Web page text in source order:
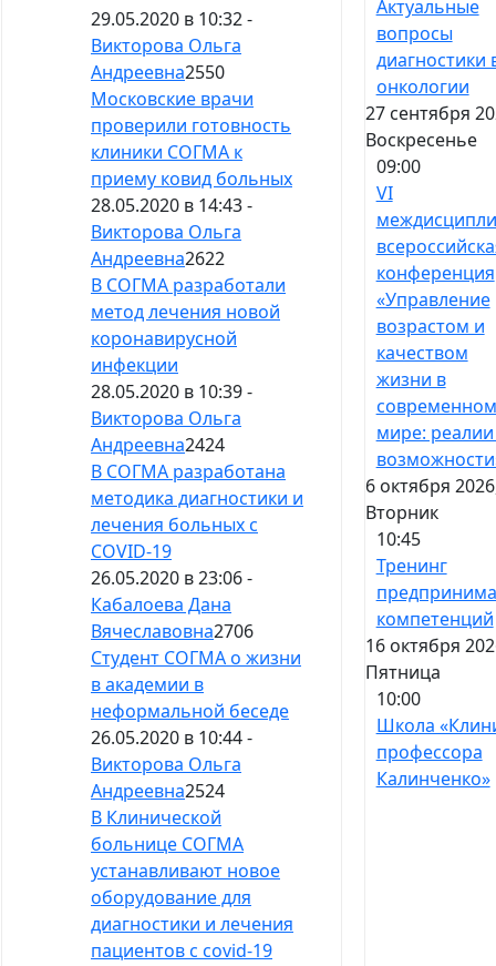
29.05.2020 в 10:32 -
Викторова Ольга
Андреевна2550
Московские врачи
проверили готовность
клиники СОГМА к
приему ковид больных
28.05.2020 в 14:43 -
Викторова Ольга
Андреевна2622
В СОГМА разработали
метод лечения новой
коронавирусной
инфекции
28.05.2020 в 10:39 -
Викторова Ольга
Андреевна2424
В СОГМА разработана
методика диагностики и
лечения больных с
СOVID-19
26.05.2020 в 23:06 -
Кабалоева Дана
Вячеславовна2706
Студент СОГМА о жизни
в академии в
неформальной беседе
26.05.2020 в 10:44 -
Викторова Ольга
Андреевна2524
В Клинической
больнице СОГМА
устанавливают новое
оборудование для
диагностики и лечения
пациентов с covid-19
Актуальные
вопросы
диагностики
онкологии
27 сентября
Воскресенье
09:00
VI
конференция
«Управление
возрастом и
качеством
жизни в
современном
мире:
6 октября
Вторник
10:45
Тренинг
компетенций
16 октября
Пятница
10:00
Школа
профессора
Калинченко»